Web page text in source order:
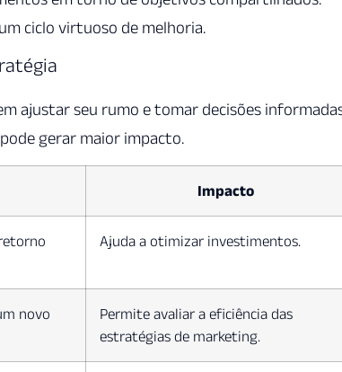
ciclo virtuoso de melhoria.
ajustar seu rumo e tomar decisões
gerar maior impacto.
Impacto
Ajuda a otimizar investimentos.
novo
Permite avaliar a eficiência das
estratégias de marketing.